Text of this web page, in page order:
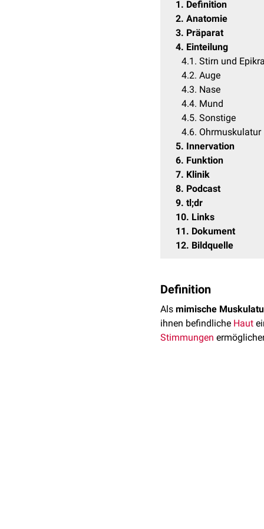
1
Definition
2 Anatomie
3 Präparat
4 Einteilung
4.1 Stirn und
4.2 Auge
4.3 Nase
4.4 Mund
4.5 Sonstige
4.6 Ohrmuskulatur
5 Innervation
6 Funktion
7 Klinik
8 Podcast
9 tl;dr
10 Links
11
Dokument
12 Bildquelle
Definition
Als mimische
ihnen befindliche Haut
Stimmungen